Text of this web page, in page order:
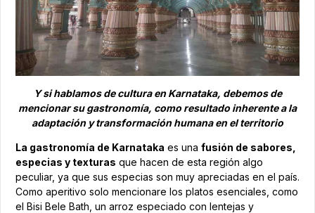
Y si hablamos de cultura en Karnataka, debemos de
mencionar su gastronomía, como resultado inherente a la
adaptación y transformación humana en el territorio
La gastronomía de Karnataka es una fusión de sabores,
especias y texturas que hacen de esta región algo
peculiar, ya que sus especias son muy apreciadas en el país.
Como aperitivo solo mencionare los platos esenciales, como
el Bisi Bele Bath, un arroz especiado con lentejas y